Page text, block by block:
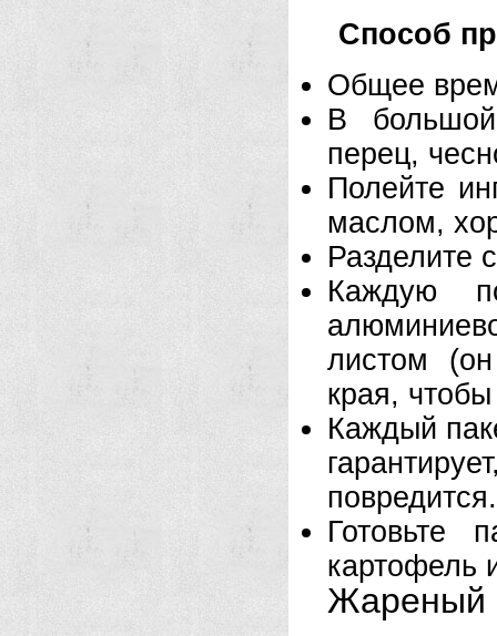
Способ
Общее
В
перец,
Полейте
маслом,
Разделите
Каждую
листом
края,
Каждый
повредится.
Готовьте
картофель
Жареный